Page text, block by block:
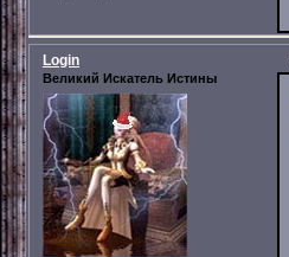
Login
Великий Искатель Истины